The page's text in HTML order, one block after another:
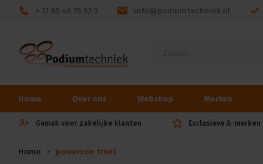
+ 31 85 40 15 92 9 info@podiumtechniek.nl
Home Over ons Webshop Merken
Gemak voor zakelijke klanten Exclusieve A-merken
Home powercon true1